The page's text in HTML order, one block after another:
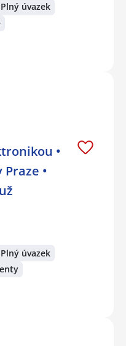
Plný úvazek
•
•
Plný úvazek